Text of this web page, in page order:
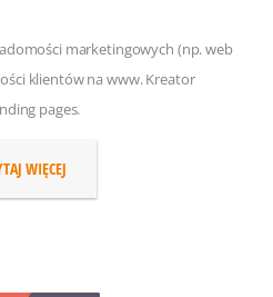
marketingowych (np. web
klientów na www. Kreator
pages.
WIĘCEJ